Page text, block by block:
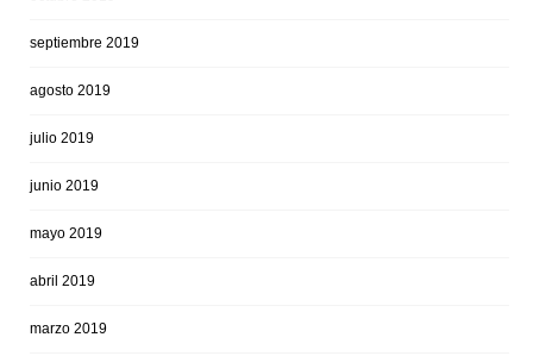
septiembre 2019
agosto 2019
julio 2019
junio 2019
mayo 2019
abril 2019
marzo 2019